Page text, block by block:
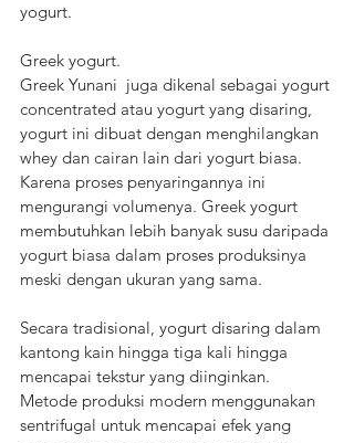
yogurt.
Greek yogurt.
Greek Yunani  juga dikenal sebagai yogurt
concentrated atau yogurt yang disaring,
yogurt ini dibuat dengan menghilangkan
whey dan cairan lain dari yogurt biasa.
Karena proses penyaringannya ini
mengurangi volumenya. Greek yogurt
membutuhkan lebih banyak susu daripada
yogurt biasa dalam proses produksinya
meski dengan ukuran yang sama.
Secara tradisional, yogurt disaring dalam
kantong kain hingga tiga kali hingga
mencapai tekstur yang diinginkan.
Metode produksi modern menggunakan
sentrifugal untuk mencapai efek yang